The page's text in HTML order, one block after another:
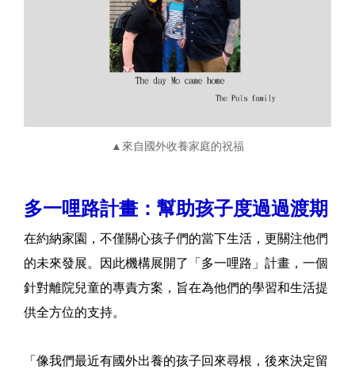
▲來自國外收養家庭的祝福
多一哩路計畫：幫助孩子度過過渡期
在約納家園，不僅關心孩子們的當下生活，更關注他們
的未來發展。因此機構展開了「多一哩路」計畫，一個
針對離院兒童的專責方案，旨在為他們的學習和生活提
供全方位的支持。
「像我們最近有國外出養的孩子回來尋根，後來決定留